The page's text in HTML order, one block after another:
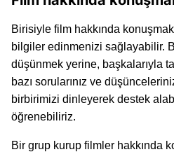
Birisiyle film hakkında
bilgiler edinmenizi sağlayabilir.
düşünmek yerine, başkalarıyla
bazı sorularınız ve
birbirimizi dinleyerek destek
öğrenebiliriz.
Bir grup kurup filmler hakkında